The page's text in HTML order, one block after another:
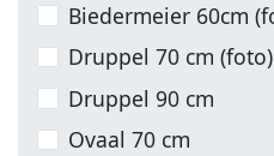
Biedermeier 60cm
Druppel 70 cm (foto)
Druppel 90 cm
Ovaal 70 cm